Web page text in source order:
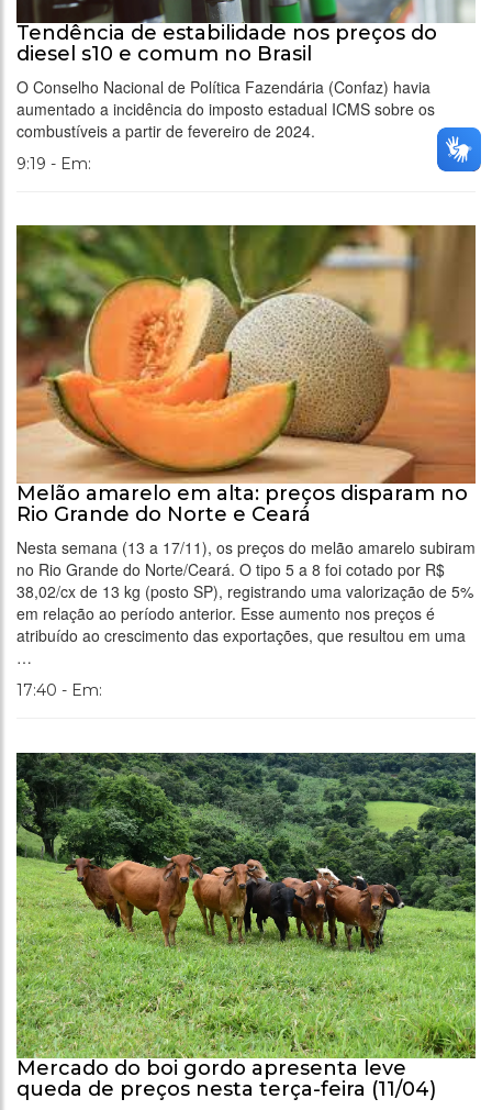
Tendência de estabilidade nos preços do
diesel s10 e comum no Brasil
O Conselho Nacional de Política Fazendária (Confaz) havia
aumentado a incidência do imposto estadual ICMS sobre os
combustíveis a partir de fevereiro de 2024.
9:19 - Em:
Melão amarelo em alta: preços disparam no
Rio Grande do Norte e Ceará
Nesta semana (13 a 17/11), os preços do melão amarelo subiram
no Rio Grande do Norte/Ceará. O tipo 5 a 8 foi cotado por R$
38,02/cx de 13 kg (posto SP), registrando uma valorização de 5%
em relação ao período anterior. Esse aumento nos preços é
atribuído ao crescimento das exportações, que resultou em uma
…
17:40 - Em:
Mercado do boi gordo apresenta leve
queda de preços nesta terça-feira (11/04)